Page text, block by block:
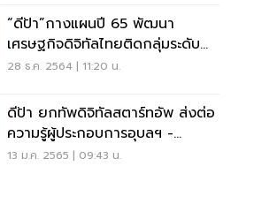
“ดีป้า”กางแผนปี 65 พัฒนา
เศรษฐกิจดิจิทัลไทยติดกลุ่มระดับ
โลก
28 ธ.ค. 2564 | 11:20 น.
ดีป้า ยกทัพดิจิทัลสตาร์ทอัพ ส่งต่อ
ความรู้ผู้ประกอบการอุบลฯ -
สงขลา
13 ม.ค. 2565 | 09:43 น.